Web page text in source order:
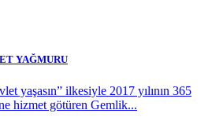
YAĞMURU
yaşasın” ilkesiyle 2017 yılının 365
hizmet götüren Gemlik...